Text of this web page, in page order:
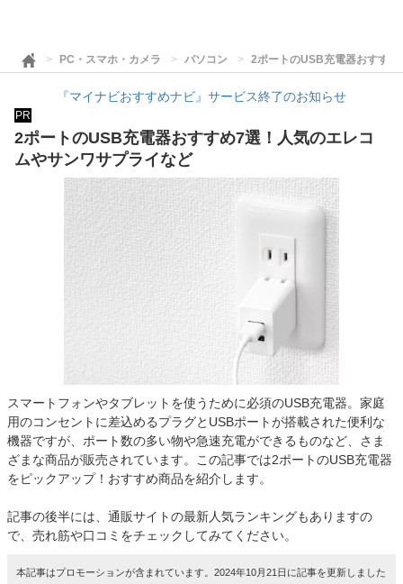
PC・スマホ・カメラ パソコン 2ポートのUSB充電器おすす
『マイナビおすすめナビ』サービス終了のお知らせ
PR
2ポートのUSB充電器おすすめ7選！人気のエレコ
ムやサンワサプライなど
スマートフォンやタブレットを使うために必須のUSB充電器。家庭
用のコンセントに差込めるプラグとUSBポートが搭載された便利な
機器ですが、ポート数の多い物や急速充電ができるものなど、さま
ざまな商品が販売されています。この記事では2ポートのUSB充電器
をピックアップ！おすすめ商品を紹介します。
記事の後半には、通販サイトの最新人気ランキングもありますの
で、売れ筋や口コミをチェックしてみてください。
本記事はプロモーションが含まれています。2024年10月21日に記事を更新しました